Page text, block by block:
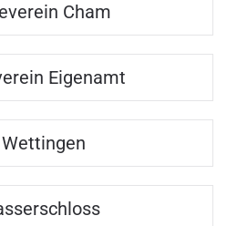
Cham
Eigenamt